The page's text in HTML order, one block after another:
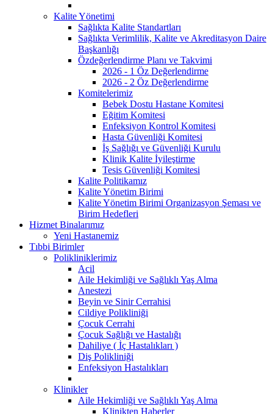
Kalite Yönetimi
Sağlıkta Kalite Standartları
Sağlıkta Verimlilik, Kalite ve Akreditasyon Daire
Başkanlığı
Özdeğerlendirme Planı ve Takvimi
2026 - 1 Öz Değerlendirme
2026 - 2 Öz Değerlendirme
Komitelerimiz
Bebek Dostu Hastane Komitesi
Eğitim Komitesi
Enfeksiyon Kontrol Komitesi
Hasta Güvenliği Komitesi
İş Sağlığı ve Güvenliği Kurulu
Klinik Kalite İyileştirme
Tesis Güvenliği Komitesi
Kalite Politikamız
Kalite Yönetim Birimi
Kalite Yönetim Birimi Organizasyon Şeması ve
Birim Hedefleri
Hizmet Binalarımız
Yeni Hastanemiz
Tıbbi Birimler
Polikliniklerimiz
Acil
Aile Hekimliği ve Sağlıklı Yaş Alma
Anestezi
Beyin ve Sinir Cerrahisi
Cildiye Polikliniği
Çocuk Cerrahi
Çocuk Sağlığı ve Hastalığı
Dahiliye ( İç Hastalıkları )
Diş Polikliniği
Enfeksiyon Hastalıkları
Klinikler
Aile Hekimliği ve Sağlıklı Yaş Alma
Klinikten Haberler